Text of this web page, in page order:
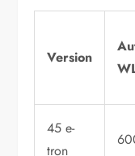
Version
45 e-
tron